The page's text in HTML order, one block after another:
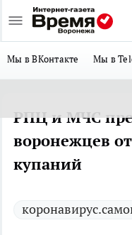
Мы в ВКонтакте Мы в
РПЦ и МЧС
воронежцев
купаний